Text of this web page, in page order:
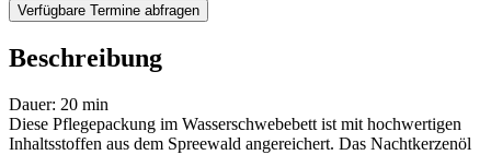
Verfügbare Termine abfragen
Beschreibung
Dauer: 20 min
Diese Pflegepackung im Wasserschwebebett ist mit hochwertigen
Inhaltsstoffen aus dem Spreewald angereichert. Das Nachtkerzenöl